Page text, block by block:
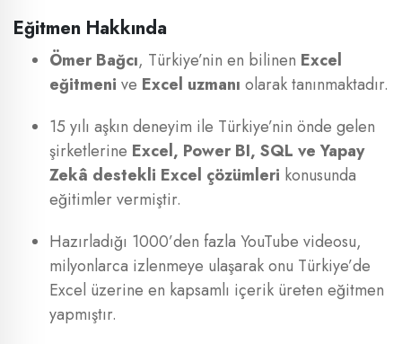
Eğitmen Hakkında
Ömer Bağcı, Türkiye’nin en bilinen Excel
eğitmeni ve Excel uzmanı olarak tanınmaktadır.
15 yılı aşkın deneyim ile Türkiye’nin önde gelen
şirketlerine Excel, Power BI, SQL ve Yapay
Zekâ destekli Excel çözümleri konusunda
eğitimler vermiştir.
Hazırladığı 1000’den fazla YouTube videosu,
milyonlarca izlenmeye ulaşarak onu Türkiye’de
Excel üzerine en kapsamlı içerik üreten eğitmen
yapmıştır.